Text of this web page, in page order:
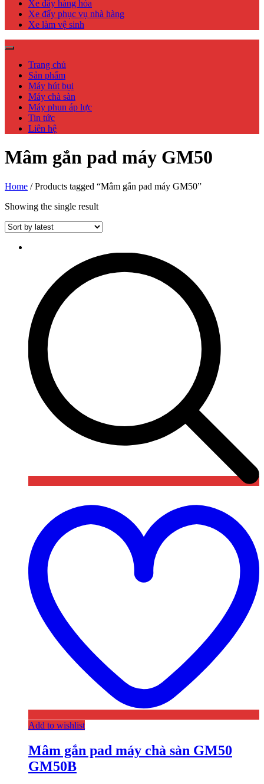
Xe đẩy hàng hóa
Xe đẩy phục vụ nhà hàng
Xe làm vệ sinh
Trang chủ
Sản phẩm
Máy hút bụi
Máy chà sàn
Máy phun áp lực
Tin tức
Liên hệ
Mâm gắn pad máy GM50
Home / Products tagged “Mâm gắn pad máy GM50”
Showing the single result
Add to wishlist
Mâm gắn pad máy chà sàn GM50
GM50B